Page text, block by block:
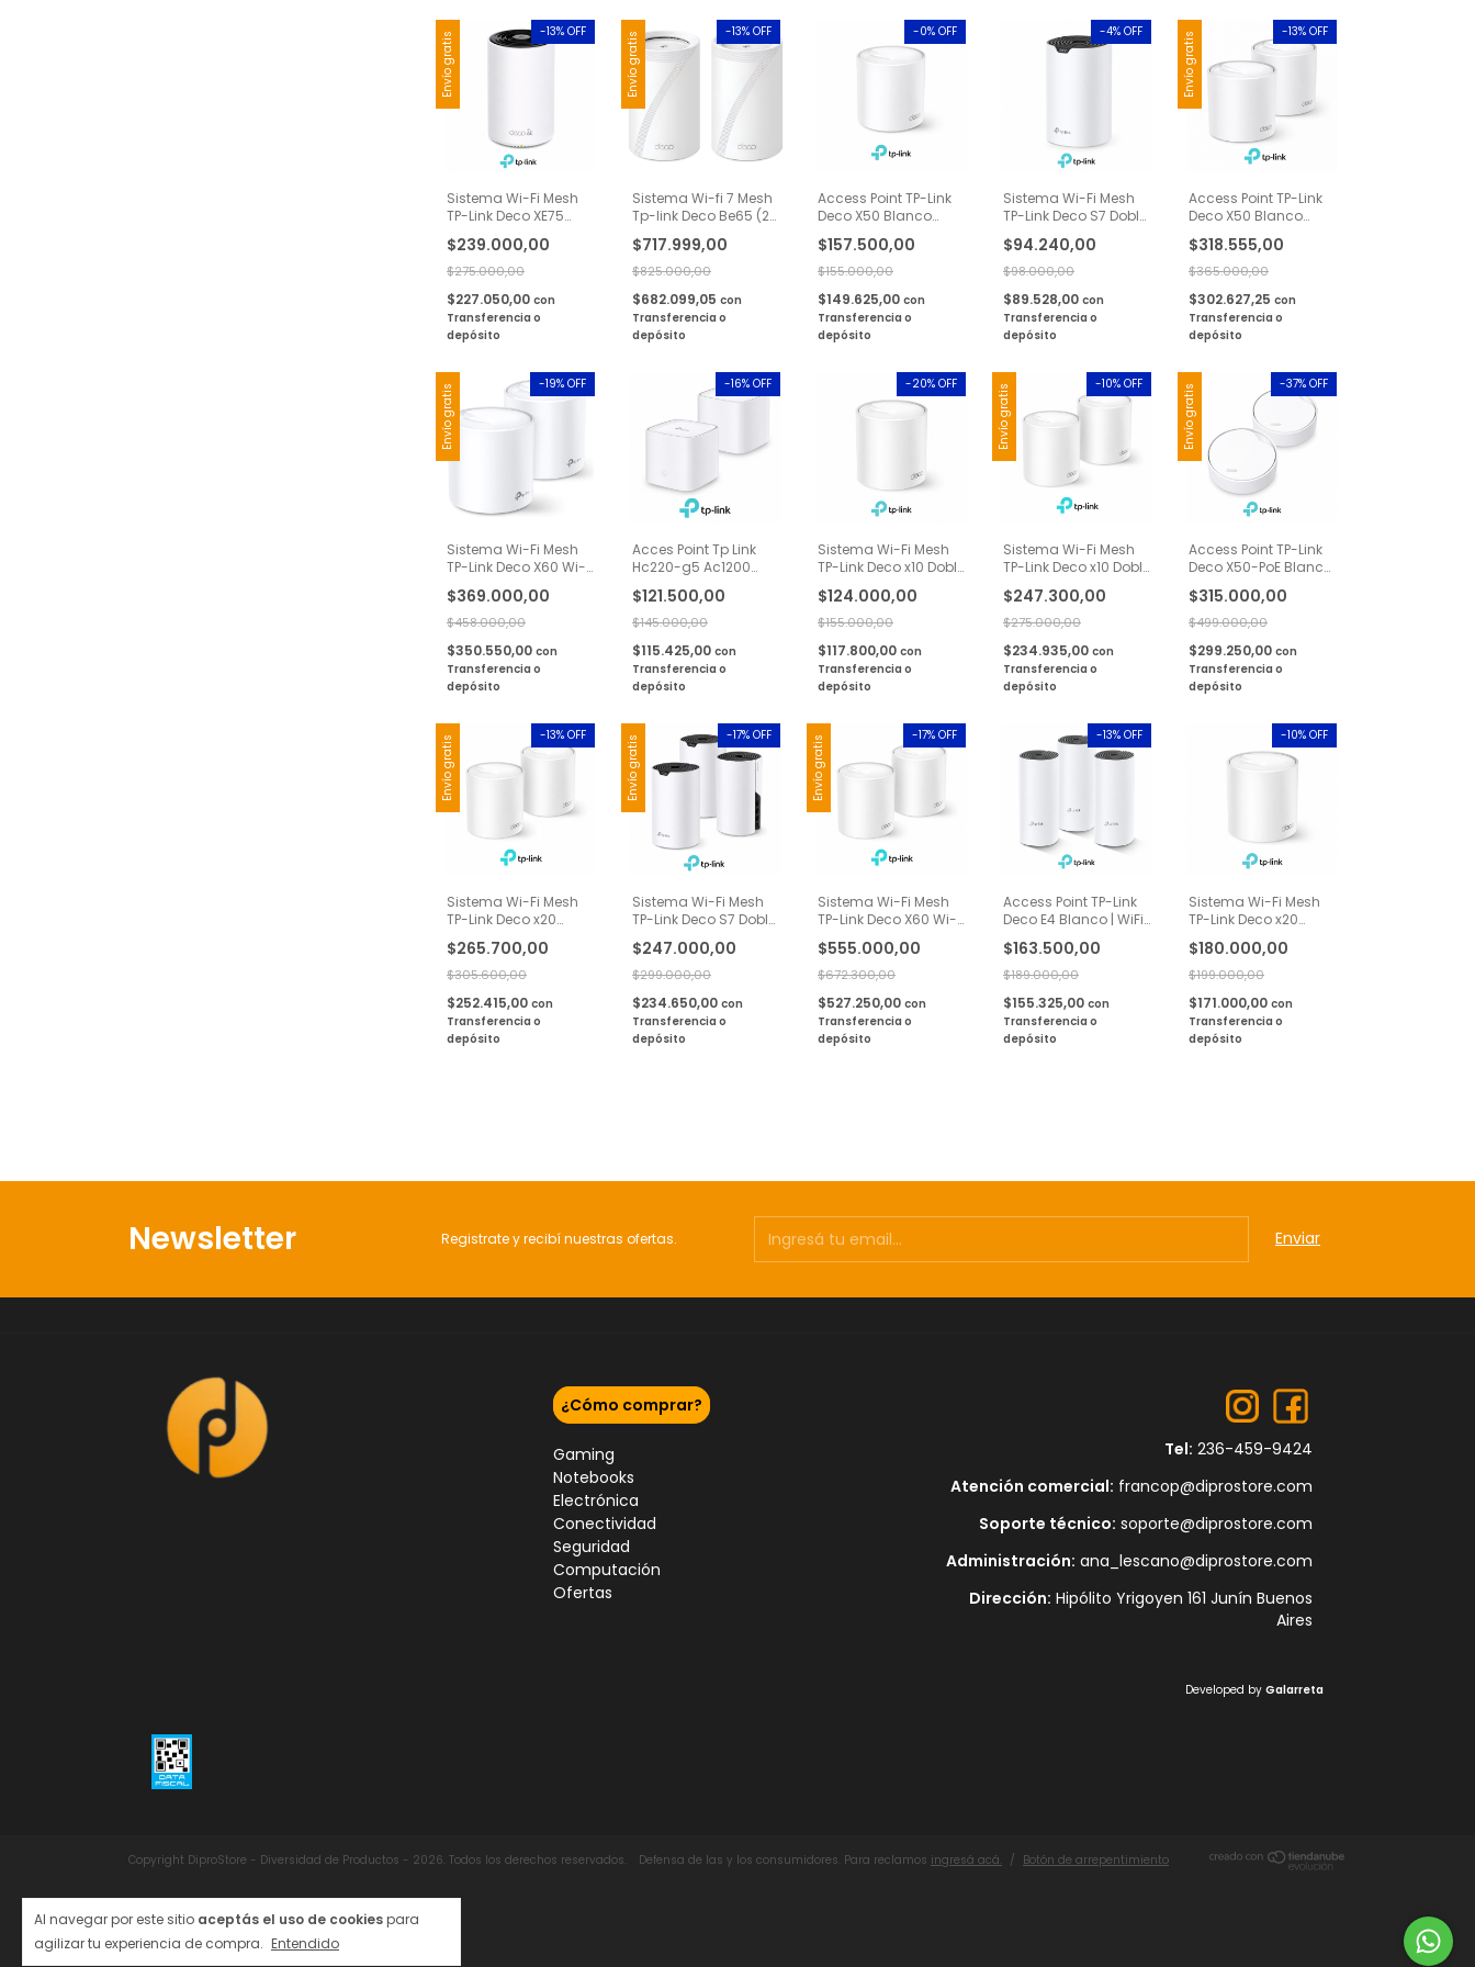
Al navegar por este sitio aceptás el uso de cookiespara
agilizar tu experiencia de compra. Entendido
Envío gratis
Sistema Wi-Fi Mesh
TP-Link Deco XE75
Gigabit AXE5400 1
Pack
$239.000,00
-13% OFF
$275.000,00
$227.050,00 con
Transferencia o
depósito
Envío gratis
Sistema Wi-fi 7 Mesh
Tp-link Deco Be65 (2-
$717.999,00
-13% OFF
$825.000,00
$682.099,05 con
Transferencia o
depósito
Access Point TP-Link
Deco X50 Blanco
Gigabit 1 Pack
$157.500,00
-0% OFF
$155.000,00
$149.625,00 con
Transferencia o
depósito
Sistema Wi-Fi Mesh
TP-Link Deco S7 Doble
Gigabit 1 Pack
$94.240,00
-4% OFF
$98.000,00
$89.528,00 con
Transferencia o
depósito
Envío gratis
Access Point TP-Link
Deco X50 Blanco
Gigabit 2 Pack
$318.555,00
-13% OFF
$365.000,00
$302.627,25 con
Transferencia o
depósito
Envío gratis
Sistema Wi-Fi Mesh
TP-Link Deco X60 Wi-
Pack
$369.000,00
-19% OFF
$458.000,00
$350.550,00 con
Transferencia o
depósito
Acces Point Tp Link
Hc220-g5 Ac1200
$121.500,00
-16% OFF
$145.000,00
$115.425,00 con
Transferencia o
depósito
Sistema Wi-Fi Mesh
TP-Link Deco x10 Doble
Gigabit 1 Pack
$124.000,00
-20% OFF
$155.000,00
$117.800,00 con
Transferencia o
depósito
Envío gratis
Sistema Wi-Fi Mesh
TP-Link Deco x10 Doble
Gigabit 2 Pack
$247.300,00
-10% OFF
$275.000,00
$234.935,00 con
Transferencia o
depósito
Envío gratis
Access Point TP-Link
Deco X50-PoE Blanco
Pack
$315.000,00
-37% OFF
$499.000,00
$299.250,00 con
Transferencia o
depósito
Envío gratis
Sistema Wi-Fi Mesh
TP-Link Deco x20
Gigabit 2 Pack
$265.700,00
-13% OFF
$305.600,00
$252.415,00 con
Transferencia o
depósito
Envío gratis
Sistema Wi-Fi Mesh
TP-Link Deco S7 Doble
Gigabit 3 Pack
$247.000,00
-17% OFF
$299.000,00
$234.650,00 con
Transferencia o
depósito
Envío gratis
Sistema Wi-Fi Mesh
TP-Link Deco X60 Wi-
Pack
$555.000,00
-17% OFF
$672.300,00
$527.250,00 con
Transferencia o
depósito
Access Point TP-Link
Deco E4 Blanco | WiFi
Banda 3 Pack
$163.500,00
-13% OFF
$189.000,00
$155.325,00 con
Transferencia o
depósito
Sistema Wi-Fi Mesh
TP-Link Deco x20
Gigabit 1 Pack
$180.000,00
-10% OFF
$199.000,00
$171.000,00 con
Transferencia o
depósito
Newsletter Registrate y recibí nuestras ofertas.
¿Cómo comprar?
Gaming
Notebooks
Electrónica
Conectividad
Seguridad
Computación
Ofertas
Tel: 236-459-9424
Atención comercial: francop@diprostore.com
Soporte técnico: soporte@diprostore.com
Administración: ana_lescano@diprostore.com
Dirección: Hipólito Yrigoyen 161 Junín Buenos
Aires
Developed by Galarreta
Copyright DiproStore - Diversidad de Productos - 2026. Todos los derechos reservados. Defensa de las y los consumidores. Para reclamos ingresá acá. / Botón de arrepentimiento